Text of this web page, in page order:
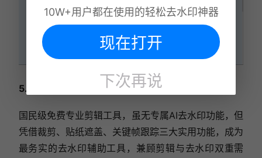
5. 剪映（专业版）
国民级免费专业剪辑工具，虽无专属AI去水印功能，但
凭借裁剪、贴纸遮盖、关键帧跟踪三大实用功能，成为
最务实的去水印辅助工具，兼顾剪辑与去水印双重需
10W+用户都在使用的轻松去水印神器
现在打开
下次再说